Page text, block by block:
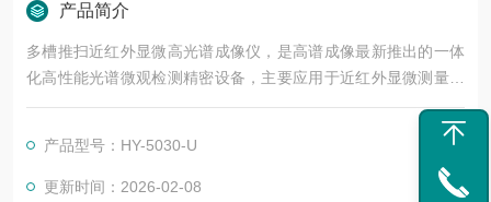
产品简介
多槽推扫近红外显微高光谱成像仪，是高谱成像最新推出的一体
化高性能光谱微观检测精密设备，主要应用于近红外显微测量场
景。设备将近红外高光谱相机与显微镜结合，借助多槽位切片推
扫系统，实现对显微多切片、全样本面的近红外光谱采集。设备
在采集样品高清空间图像数据的同时，也可获取样本近红外光谱
特征信息，在生物细胞、材料分析、生命科学及证物分析等多种
产品型号：HY-5030-U
更新时间：2026-02-08